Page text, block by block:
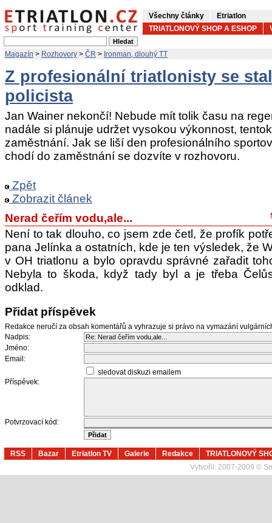
Všechny články
Etriatlon
TRIATLONOVÝ SHOP A ESHOP
Magazín > Rozhovory > ČR > Ironman, dlouhý TT
Z profesionální triatlonisty se
policista
Jan Wainer nekončí! Nebude mít tolik času na
nadále si plánuje udržet vysokou výkonnost,
zaměstnání. Jak se liší den profesionálního
chodí do zaměstnání se dozvíte v rozhovoru.
Zpět
Zobrazit článek
Nerad čeřím vodu,ale...
Není to tak dlouho, co jsem zde četl, že profík
pana Jelínka a ostatních, kde je ten výsledek, že
v OH triatlonu a bylo opravdu správné zařadit
Nebyla to škoda, když tady byl a je třeba
odklad.
Přidat příspěvek
Redakce neručí za obsah komentářů a vyhrazuje si právo na vymazání
Nadpis:
Jméno:
Email:
sledovat diskuzi emailem
Příspěvek:
Potvrzovací kód:
RSS Bazar Etriatlon TV Galerie Redakce
TRIATLONOVÝ
Vytvořil: 2007-2009 ©